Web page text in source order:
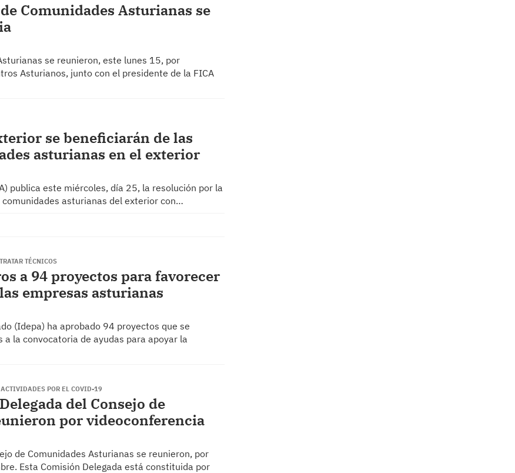
Comunidades Asturianas se
se reunieron, este lunes 15, por
Asturianos, junto con el presidente de la FICA
se beneficiarán de las
asturianas en el exterior
publica este miércoles, día 25, la resolución por la
asturianas del exterior con…
TÉCNICOS
a 94 proyectos para favorecer
empresas asturianas
(Idepa) ha aprobado 94 proyectos que se
la convocatoria de ayudas para apoyar la
POR EL COVID-19
del Consejo de
por videoconferencia
de Comunidades Asturianas se reunieron, por
Esta Comisión Delegada está constituida por